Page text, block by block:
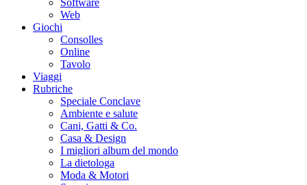
Software
Web
Giochi
Consolles
Online
Tavolo
Viaggi
Rubriche
Speciale Conclave
Ambiente e salute
Cani, Gatti & Co.
Casa & Design
I migliori album del mondo
La dietologa
Moda & Motori